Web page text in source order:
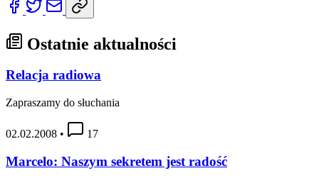
Ostatnie aktualności
Relacja radiowa
Zapraszamy do słuchania
02.02.2008 • 17
Marcelo: Naszym sekretem jest radość